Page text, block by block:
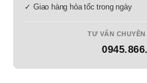
✓ Giao hàng hỏa tốc trong ngày
TƯ VẤN